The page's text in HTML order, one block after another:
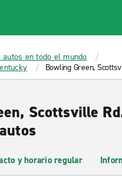
en todo el mundo
Bowling Green,
Scottsville
y horario regular